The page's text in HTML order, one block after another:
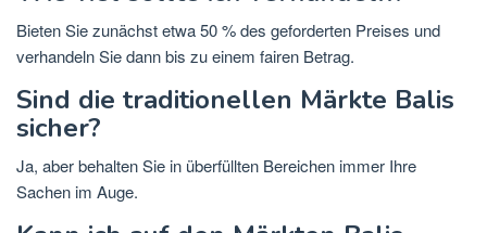
Bieten Sie zunächst etwa 50 % des geforderten Preises und
verhandeln Sie dann bis zu einem fairen Betrag.
Sind die traditionellen Märkte Balis
sicher?
Ja, aber behalten Sie in überfüllten Bereichen immer Ihre
Sachen im Auge.